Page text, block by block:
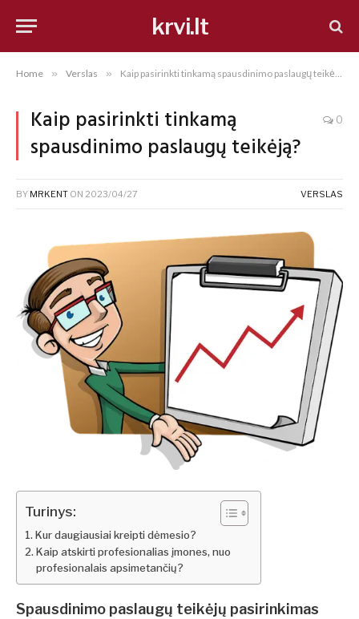
krvi.lt
Home » Verslas » Kaip pasirinkti tinkamą spausdinimo paslaugų teikėją?
Kaip pasirinkti tinkamą
spausdinimo paslaugų teikėją?
0
BY MRKENT ON 2023/04/27 VERSLAS
Turinys:
Kur daugiausiai kreipti dėmesio?
Kaip atskirti profesionalias įmones, nuo
profesionalais apsimetančių?
Spausdinimo paslaugų teikėjų pasirinkimas